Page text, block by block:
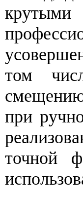
том
при
точной